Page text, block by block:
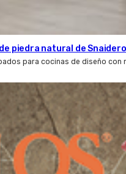
piedra natural de Snaidero
para cocinas de diseño